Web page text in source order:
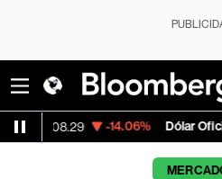
-14.06% Dólar Oficial -